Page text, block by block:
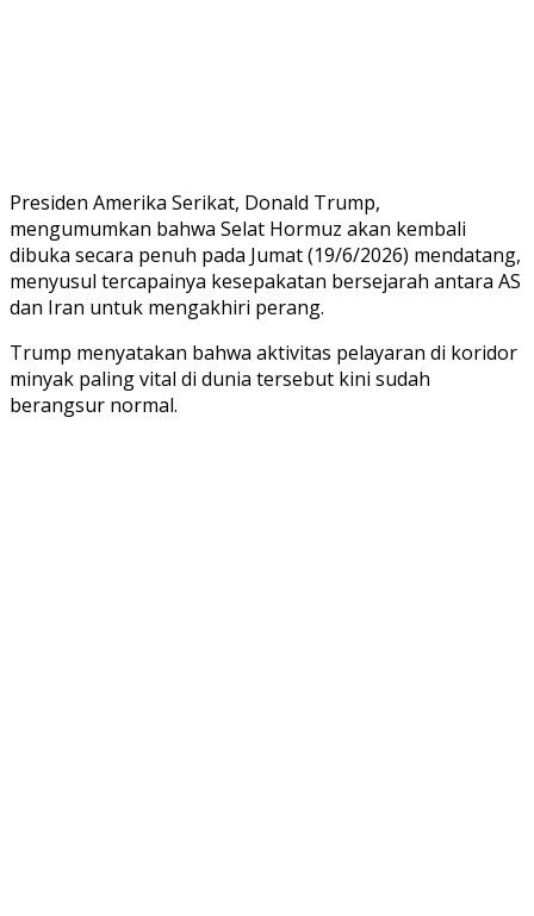
Presiden Amerika Serikat, Donald Trump,
mengumumkan bahwa Selat Hormuz akan kembali
dibuka secara penuh pada Jumat (19/6/2026) mendatang,
menyusul tercapainya kesepakatan bersejarah antara AS
dan Iran untuk mengakhiri perang.
Trump menyatakan bahwa aktivitas pelayaran di koridor
minyak paling vital di dunia tersebut kini sudah
berangsur normal.